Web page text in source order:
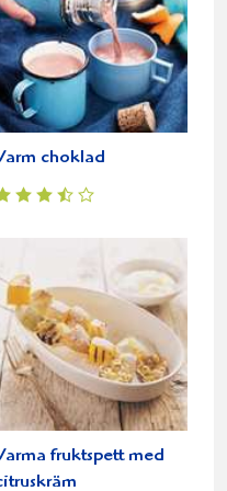
choklad
fruktspett med